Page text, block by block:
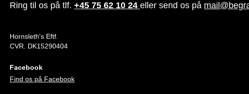
Ring til os på tlf. +45 75 62 10 24 eller send os på
Hornsleth's Eftf.
CVR. DK15290404
Facebook
Find os på Facebook